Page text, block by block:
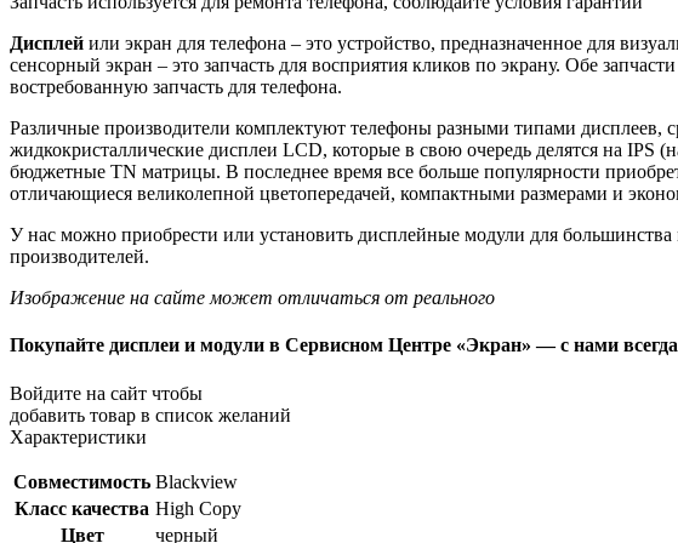
Дисплей или экран для телефона – это устройство, предназначенное для
сенсорный экран – это запчасть для восприятия кликов по экрану. Обе
востребованную запчасть для телефона.
Различные производители комплектуют телефоны разными типами дисплеев,
жидкокристаллические дисплеи LCD, которые в свою очередь делятся на IPS
бюджетные TN матрицы. В последнее время все больше популярности
отличающиеся великолепной цветопередачей, компактными размерами и
У нас можно приобрести или установить дисплейные модули для
производителей.
Изображение на сайте может отличаться от реального
Покупайте дисплеи и модули в Сервисном Центре «Экран» — с нами
Войдите на сайт чтобы
добавить товар в список желаний
Характеристики
Совместимость Blackview
Класс качества High Copy
Цвет
черный